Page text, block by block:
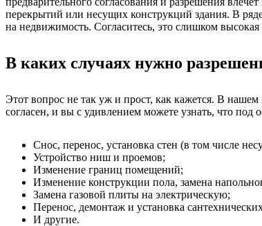
перекрытий или несущих конструкций здания. В
на недвижимость. Согласитесь, это слишком высокая
В каких случаях нужно
Этот вопрос не так уж и прост, как кажется. В
согласен, и вы с удивлением можете узнать, что
Снос, перенос, установка стен (в том числе
Устройство ниш и проемов;
Изменение границ помещений;
Изменение конструкции пола, замена
Замена газовой плиты на электрическую;
Перенос, демонтаж и установка
И другие.